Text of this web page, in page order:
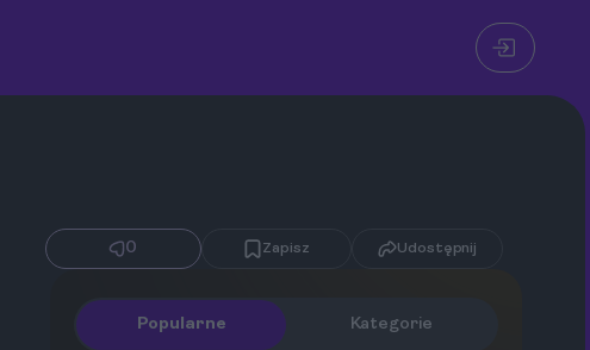
0 Zapisz Udostępnij
Popularne Kategorie